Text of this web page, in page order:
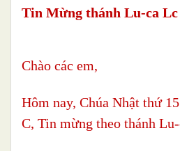
Tin Mừng thánh Lu-ca Lc
Chào các em,
Hôm nay, Chúa Nhật thứ
C, Tin mừng theo thánh